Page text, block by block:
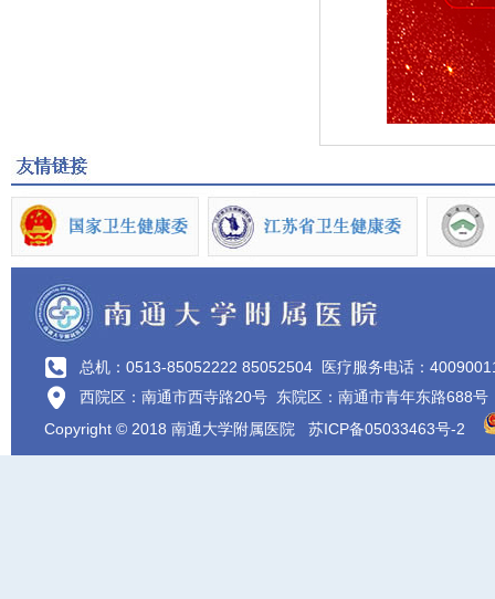
总机：0513-85052222 85052504 医疗服务电话：
西院区：南通市西寺路20号 东院区：南通市青年东路688号
Copyright © 2018 南通大学附属医院 苏ICP备05033463号-2